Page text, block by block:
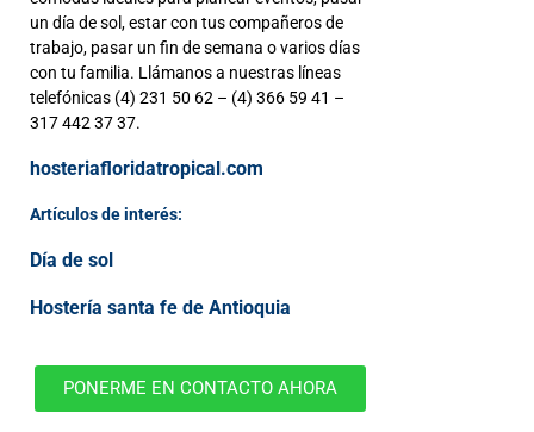
un día de sol, estar con tus compañeros de
trabajo, pasar un fin de semana o varios días
con tu familia. Llámanos a nuestras líneas
telefónicas (4) 231 50 62 – (4) 366 59 41 –
317 442 37 37.
hosteriafloridatropical.com
Artículos de interés:
Día de sol
Hostería santa fe de Antioquia
PONERME EN CONTACTO AHORA